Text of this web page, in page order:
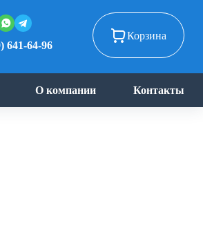
641-64-96
Корзина
О компании Контакты